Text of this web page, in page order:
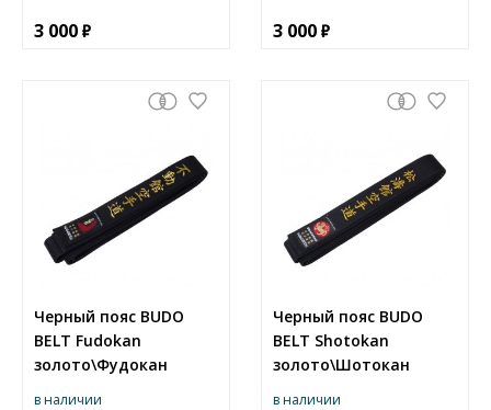
3 000 3 000
Черный пояс BUDO
BELT Fudokan
золото\Фудокан
в наличии
Черный пояс BUDO
BELT Shotokan
золото\Шотокан
в наличии